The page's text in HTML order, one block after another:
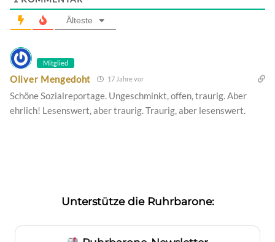
Älteste
Mitglied
Oliver Mengedoht 17 Jahre vor
Schöne Sozialreportage. Ungeschminkt, offen, traurig. Aber
ehrlich! Lesenswert, aber traurig. Traurig, aber lesenswert.
Unterstütze die Ruhrbarone: